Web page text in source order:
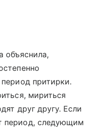
объяснила,
притирки.
мириться
друг другу. Если
период, следующим